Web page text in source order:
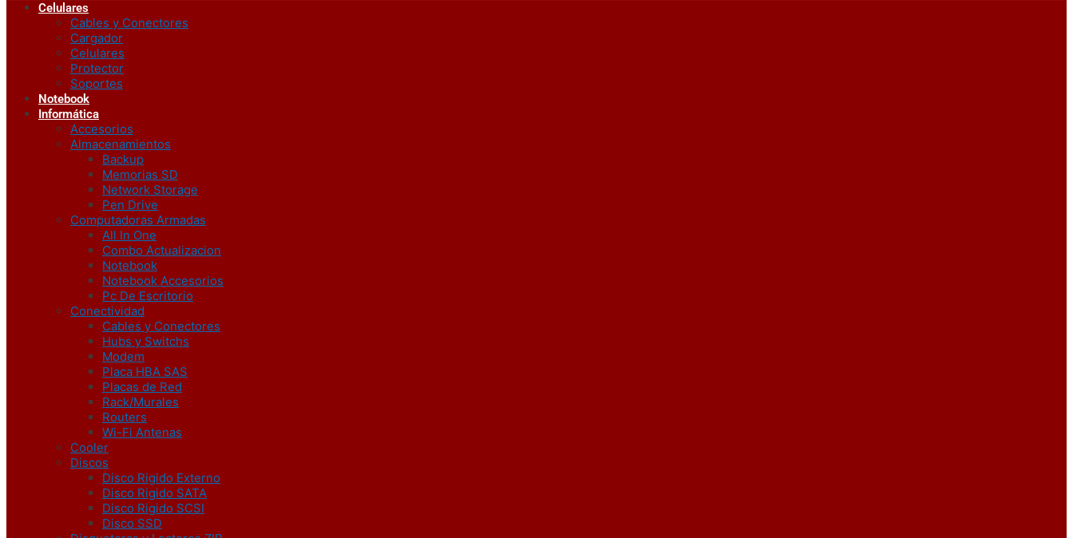
Celulares
Cables y Conectores
Cargador
Celulares
Protector
Soportes
Notebook
Informática
Accesorios
Almacenamientos
Backup
Memorias SD
Network Storage
Pen Drive
Computadoras Armadas
All In One
Combo Actualizacion
Notebook
Notebook Accesorios
Pc De Escritorio
Conectividad
Cables y Conectores
Hubs y Switchs
Modem
Placa HBA SAS
Placas de Red
Rack/Murales
Routers
Wi-Fi Antenas
Cooler
Discos
Disco Rigido Externo
Disco Rigido SATA
Disco Rigido SCSI
Disco SSD